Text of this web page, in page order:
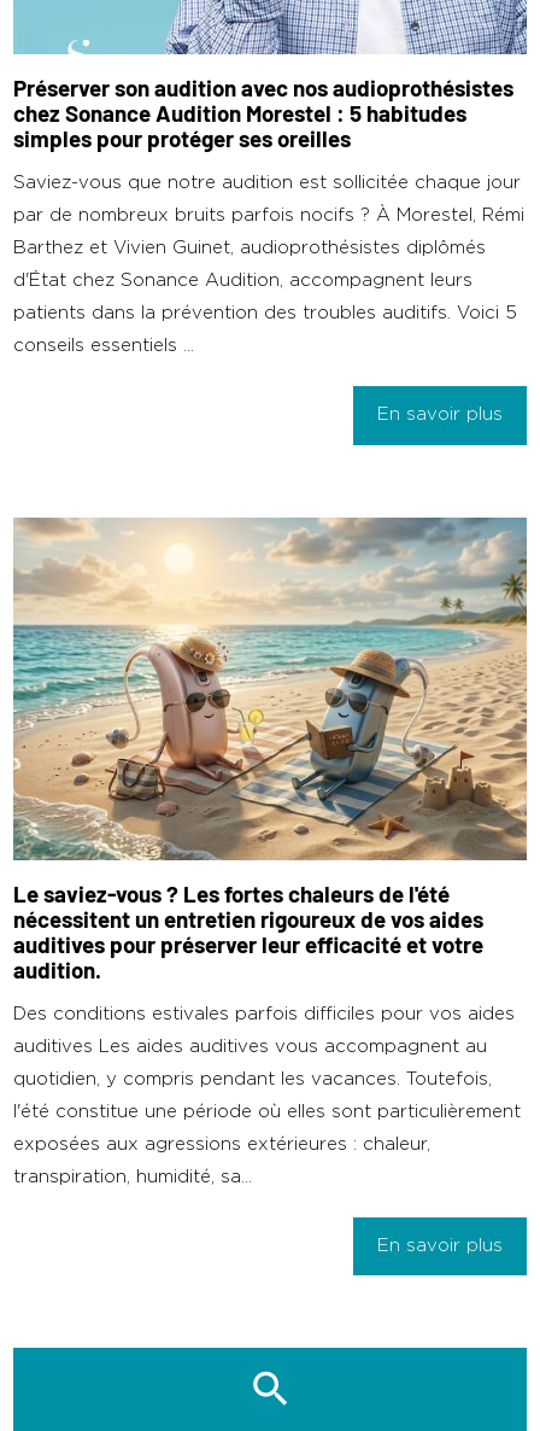
Préserver son audition avec nos audioprothésistes
chez Sonance Audition Morestel : 5 habitudes
simples pour protéger ses oreilles
Saviez-vous que notre audition est sollicitée chaque jour
par de nombreux bruits parfois nocifs ? À Morestel, Rémi
Barthez et Vivien Guinet, audioprothésistes diplômés
d'État chez Sonance Audition, accompagnent leurs
patients dans la prévention des troubles auditifs. Voici 5
conseils essentiels ...
En savoir plus
Le saviez-vous ? Les fortes chaleurs de l'été
nécessitent un entretien rigoureux de vos aides
auditives pour préserver leur efficacité et votre
audition.
Des conditions estivales parfois difficiles pour vos aides
auditives Les aides auditives vous accompagnent au
quotidien, y compris pendant les vacances. Toutefois,
l'été constitue une période où elles sont particulièrement
exposées aux agressions extérieures : chaleur,
transpiration, humidité, sa...
En savoir plus